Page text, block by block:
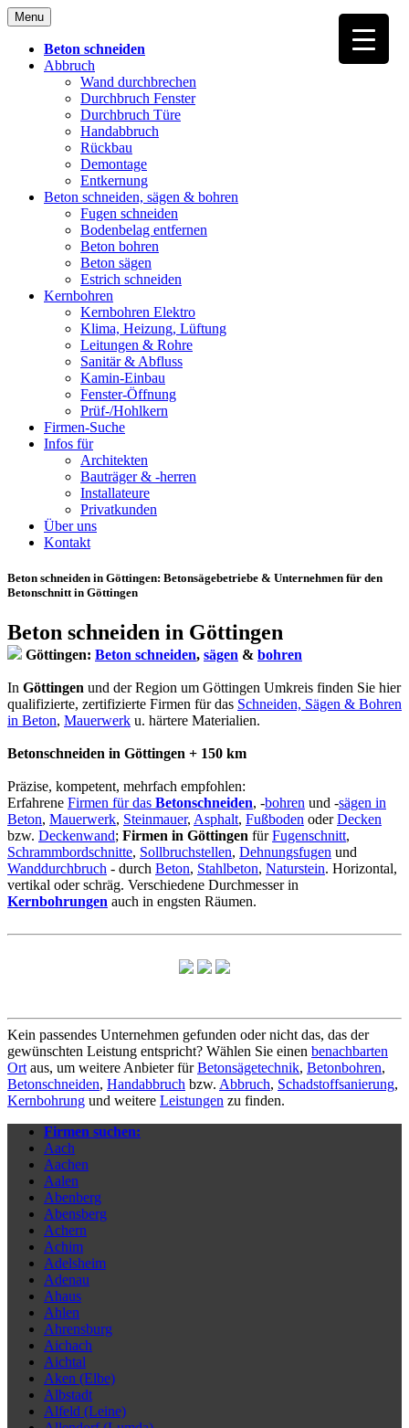
Skip
to
content
Menu
Beton schneiden
Abbruch
Wand durchbrechen
Durchbruch Fenster
Durchbruch Türe
Handabbruch
Rückbau
Demontage
Entkernung
Beton schneiden, sägen & bohren
Fugen schneiden
Bodenbelag entfernen
Beton bohren
Beton sägen
Estrich schneiden
Kernbohren
Kernbohren Elektro
Klima, Heizung, Lüftung
Leitungen & Rohre
Sanitär & Abfluss
Kamin-Einbau
Fenster-Öffnung
Prüf-/Hohlkern
Firmen-Suche
Infos für
Architekten
Bauträger & -herren
Installateure
Privatkunden
Über uns
Kontakt
Beton schneiden in Göttingen: Betonsägebetriebe & Unternehmen für den
Betonschnitt in Göttingen
Beton schneiden in Göttingen
Göttingen: Beton schneiden, sägen & bohren
In Göttingen und der Region um Göttingen Umkreis finden Sie hier
qualifizierte, zertifizierte Firmen für das Schneiden, Sägen & Bohren
in Beton, Mauerwerk u. härtere Materialien.
Betonschneiden in Göttingen + 150 km
Präzise, kompetent, mehrfach empfohlen:
Erfahrene Firmen für das Betonschneiden, -bohren und -sägen in
Beton, Mauerwerk, Steinmauer, Asphalt, Fußboden oderDecken
bzw. Deckenwand; Firmen in Göttingen fürFugenschnitt,
Schrammbordschnitte, Sollbruchstellen, Dehnungsfugen und
Wanddurchbruch - durch Beton, Stahlbeton, Naturstein. Horizontal,
vertikal oder schräg. Verschiedene Durchmesser in
Kernbohrungen auch in engsten Räumen.
Kein passendes Unternehmen gefunden oder nicht das, das der
gewünschten Leistung entspricht? Wählen Sie einen benachbarten
Ort aus, um weitere Anbieter fürBetonsägetechnik, Betonbohren,
Betonschneiden, Handabbruch bzw. Abbruch, Schadstoffsanierung,
Kernbohrung und weitere Leistungen zu finden.
Firmen suchen:
Aach
Aachen
Aalen
Abenberg
Abensberg
Achern
Achim
Adelsheim
Adenau
Ahaus
Ahlen
Ahrensburg
Aichach
Aichtal
Aken (Elbe)
Albstadt
Alfeld (Leine)